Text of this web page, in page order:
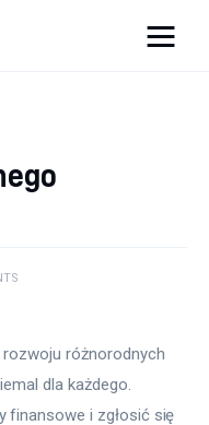
różnorodnych
dla każdego.
finansowe i zgłosić się